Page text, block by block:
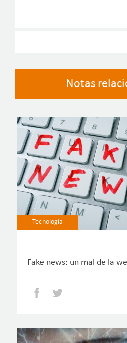
Notas
Tecnología
Fake news: un mal de la
Facebook